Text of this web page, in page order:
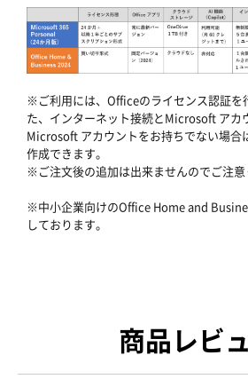
※ご利用には、Officeのライセンス認証を
た、インターネット接続とMicrosoft アカ
Microsoft アカウントをお持ちでない場合
作成できます。
※ご注文後の追加は出来ませんのでご注意
※中小企業向けのOffice Home and
しております。
商品レビ